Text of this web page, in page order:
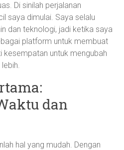
Di sinilah perjalanan
saya dimulai. Saya selalu
dan teknologi, jadi ketika saya
platform untuk membuat
kesempatan untuk mengubah
dan
hal yang mudah. Dengan